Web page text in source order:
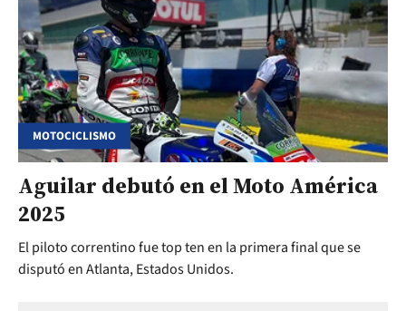
MOTOCICLISMO
Aguilar debutó en el Moto América
2025
El piloto correntino fue top ten en la primera final que se
disputó en Atlanta, Estados Unidos.